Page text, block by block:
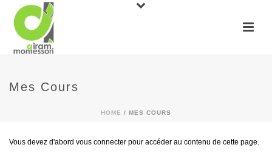
Mes Cours
HOME / MES COURS
Vous devez d'abord vous connecter pour accéder au contenu de cette page.